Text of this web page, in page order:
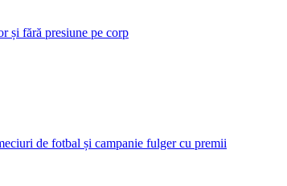
și fără presiune pe corp
de fotbal și campanie fulger cu premii